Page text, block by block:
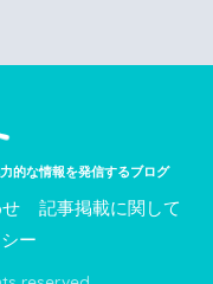
的な情報を発信するブログ
記事掲載に関して
ー